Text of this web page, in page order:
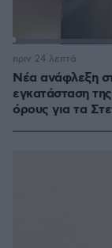
Νέα ανάφλεξη
εγκατάσταση
όρους για τα
πριν 24 λεπτά